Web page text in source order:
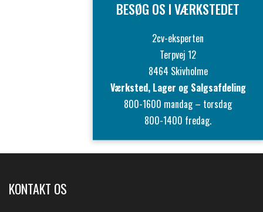
BESØG OS I VÆRKSTEDET
2cv-eksperten
Terpvej 12
8464 Skivholme
Værksted, Lager og Salgsafdeling
800-1600 mandag – torsdag
800-1400 fredag.
KONTAKT OS